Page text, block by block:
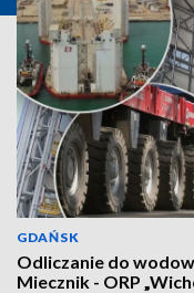
GDAŃSK
Odliczanie do
Miecznik - ORP